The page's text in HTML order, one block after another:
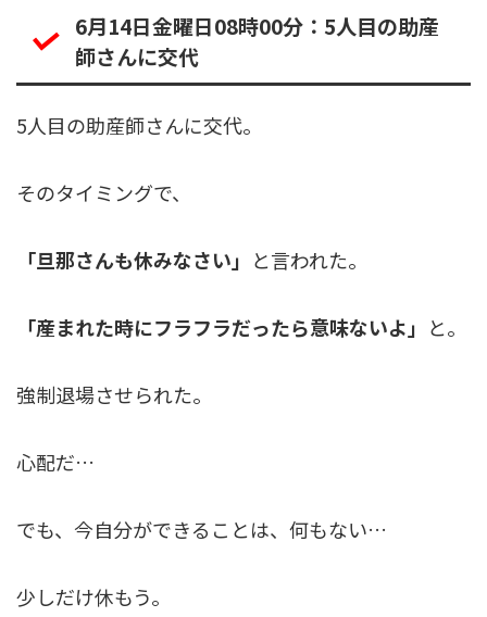
6月14日金曜日08時00分：5人目の助産
師さんに交代
5人目の助産師さんに交代。
そのタイミングで、
「旦那さんも休みなさい」 と言われた。
「産まれた時にフラフラだったら意味ないよ」 と。
強制退場させられた。
心配だ…
でも、今自分ができることは、何もない…
少しだけ休もう。